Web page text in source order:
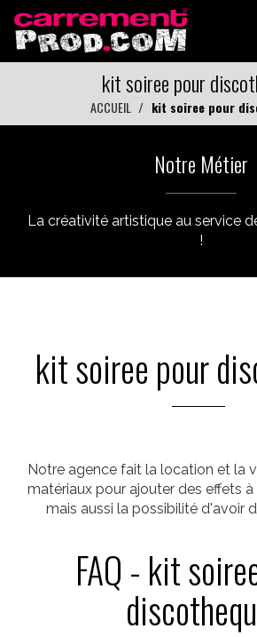
kit soiree pour
ACCUEIL kit soiree pour
Notre Métier
La créativité artistique au service
!
kit soiree pour
Notre agence fait la location et la
matériaux pour ajouter des effets
mais aussi la possibilité d'avoir
FAQ - kit